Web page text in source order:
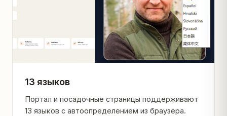
13 языков
Портал и посадочные страницы поддерживают
13 языков с автоопределением из браузера.